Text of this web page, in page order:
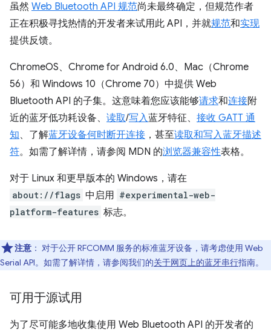
虽然 Web Bluetooth API 规范尚未最终确定，但规范作者
正在积极寻找热情的开发者来试用此 API，并就规范和实现
提供反馈。
ChromeOS、Chrome for Android 6.0、Mac（Chrome
56）和 Windows 10（Chrome 70）中提供 Web
Bluetooth API 的子集。这意味着您应该能够请求和连接附
近的蓝牙低功耗设备、 读取/写入蓝牙特征、 接收 GATT 通
知、了解蓝牙设备何时断开连接 ，甚至读取和写入蓝牙描述
符。如需了解详情，请参阅 MDN 的浏览器兼容性表格。
对于 Linux 和更早版本的 Windows，请在
about://flags 中启用 #experimental-web-
platform-features 标志。
注意 ： 对于公开 RFCOMM 服务的标准蓝牙设备，请考虑使用 Web
Serial API。如需了解详情，请参阅我们的关于网页上的蓝牙串行指南。
可用于源试用
为了尽可能多地收集使用 Web Bluetooth API 的开发者的